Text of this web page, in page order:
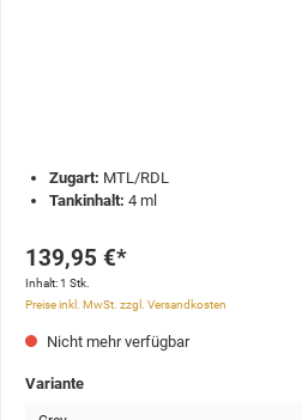
Zugart: MTL/RDL
Tankinhalt: 4 ml
139,95 €*
Inhalt:1 Stk.
Preise inkl. MwSt. zzgl. Versandkosten
Nicht mehr verfügbar
Variante